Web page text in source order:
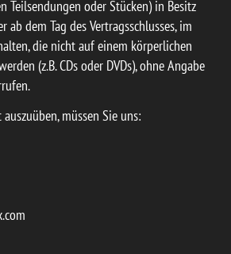
Teilsendungen oder Stücken) in Besitz
ab dem Tag des Vertragsschlusses, im
die nicht auf einem körperlichen
(z.B. CDs oder DVDs), ohne Angabe
müssen Sie uns: